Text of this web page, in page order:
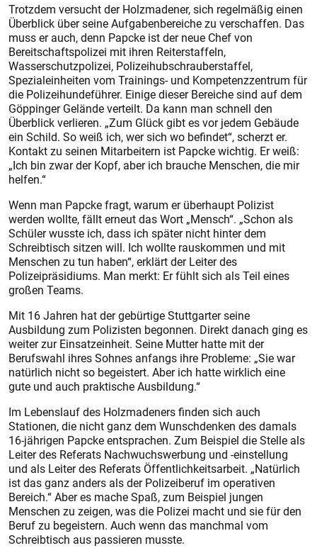
Trotzdem versucht der Holzmadener, sich regelmäßig einen
Überblick über seine Aufgabenbereiche zu verschaffen. Das
muss er auch, denn Papcke ist der neue Chef von
Bereitschaftspolizei mit ihren Reiterstaffeln,
Wasserschutzpolizei, Polizeihubschrauberstaffel,
Spezialeinheiten vom Trainings- und Kompetenzzentrum für
die Polizeihundeführer. Einige dieser Bereiche sind auf dem
Göppinger Gelände verteilt. Da kann man schnell den
Überblick verlieren. „Zum Glück gibt es vor jedem Gebäude
ein Schild. So weiß ich, wer sich wo befindet“, scherzt er.
Kontakt zu seinen Mitarbeitern ist Papcke wichtig. Er weiß:
„Ich bin zwar der Kopf, aber ich brauche Menschen, die mir
helfen.“
Wenn man Papcke fragt, warum er überhaupt Polizist
werden wollte, fällt erneut das Wort „Mensch“. „Schon als
Schüler wusste ich, dass ich später nicht hinter dem
Schreibtisch sitzen will. Ich wollte rauskommen und mit
Menschen zu tun haben“, erklärt der Leiter des
Polizeipräsidiums. Man merkt: Er fühlt sich als Teil eines
großen Teams.
Mit 16 Jahren hat der gebürtige Stuttgarter seine
Ausbildung zum Polizisten begonnen. Direkt danach ging es
weiter zur Einsatzeinheit. Seine Mutter hatte mit der
Berufswahl ihres Sohnes anfangs ihre Probleme: „Sie war
natürlich nicht so begeistert. Aber ich hatte wirklich eine
gute und auch praktische Ausbildung.“
Im Lebenslauf des Holzmadeners finden sich auch
Stationen, die nicht ganz dem Wunschdenken des damals
16-jährigen Papcke entsprachen. Zum Beispiel die Stelle als
Leiter des Referats Nachwuchswerbung und -einstellung
und als Leiter des Referats Öffentlichkeitsarbeit. „Natürlich
ist das ganz anders als der Polizeiberuf im operativen
Bereich.“ Aber es mache Spaß, zum Beispiel jungen
Menschen zu zeigen, was die Polizei macht und sie für den
Beruf zu begeistern. Auch wenn das manchmal vom
Schreibtisch aus passieren musste.